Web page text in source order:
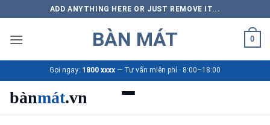
qua
nội
ADD ANYTHING HERE OR JUST REMOVE IT...
BÀN MÁT 0
Gọi ngay: 1800 xxxx — Tư vấn miễn phí · 8:00–18:00
bànmát.vn